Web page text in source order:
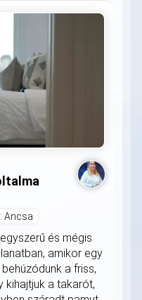
Ancsa
és mégis
amikor egy
a friss,
kihajtjuk a takarót,